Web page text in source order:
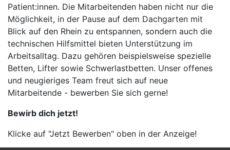
Patient:innen. Die Mitarbeitenden haben nicht nur die
Möglichkeit, in der Pause auf dem Dachgarten mit
Blick auf den Rhein zu entspannen, sondern auch die
technischen Hilfsmittel bieten Unterstützung im
Arbeitsalltag. Dazu gehören beispielsweise spezielle
Betten, Lifter sowie Schwerlastbetten. Unser offenes
und neugieriges Team freut sich auf neue
Mitarbeitende - bewerben Sie sich gerne!
Bewirb dich jetzt!
Klicke auf "Jetzt Bewerben" oben in der Anzeige!